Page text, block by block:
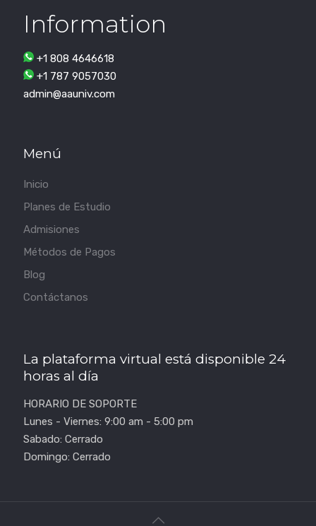
Information
+1 808 4646618
+1 787 9057030
admin@aauniv.com
Menú
Inicio
Planes de Estudio
Admisiones
Métodos de Pagos
Blog
Contáctanos
La plataforma virtual está disponible 24
horas al día
HORARIO DE SOPORTE
Lunes - Viernes: 9:00 am - 5:00 pm
Sabado: Cerrado
Domingo: Cerrado